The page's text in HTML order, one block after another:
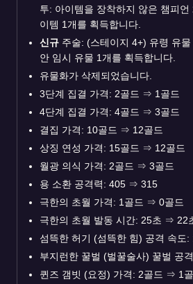
투: 아이템을 장착하지 않은 챔피
이템 1개를 획득합니다.
신규 주술: (스테이지 4+) 유령 유
안 임시 유물 1개를 획득합니다.
유물화가 삭제되었습니다.
3단계 집결 가격: 2골드 ⇒ 1골드
4단계 집결 가격: 4골드 ⇒ 3골드
결집 가격: 10골드 ⇒ 12골드
상징 연성 가격: 15골드 ⇒ 12골드
월광 의식 가격: 2골드 ⇒ 3골드
용 소환 공격력: 405 ⇒ 315
극한의 초월 가격: 1골드 ⇒ 0골드
극한의 초월 발동 시간: 25초 ⇒ 22
섬뜩한 허기 (섬뜩한 힘) 공격 속도:
부지런한 꿀벌 (벌꿀술사) 꿀벌 공
퀸즈 갬빗 (요정) 가격: 2골드 ⇒ 1